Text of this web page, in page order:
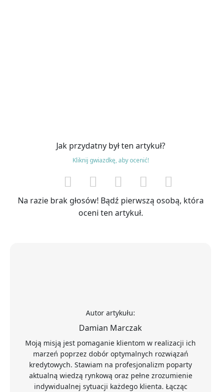
Jak przydatny był ten artykuł?
Kliknij gwiazdkę, aby ocenić!
Na razie brak głosów! Bądź pierwszą osobą, która
oceni ten artykuł.
Autor artykułu:
Damian Marczak
Moją misją jest pomaganie klientom w realizacji ich
marzeń poprzez dobór optymalnych rozwiązań
kredytowych. Stawiam na profesjonalizm poparty
aktualną wiedzą rynkową oraz pełne zrozumienie
indywidualnej sytuacji każdego klienta. Łącząc